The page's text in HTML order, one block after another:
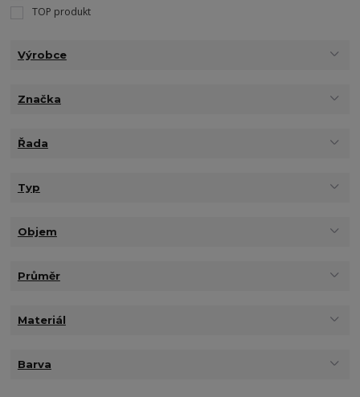
TOP produkt
Výrobce
Značka
Řada
Typ
Objem
Průměr
Materiál
Barva